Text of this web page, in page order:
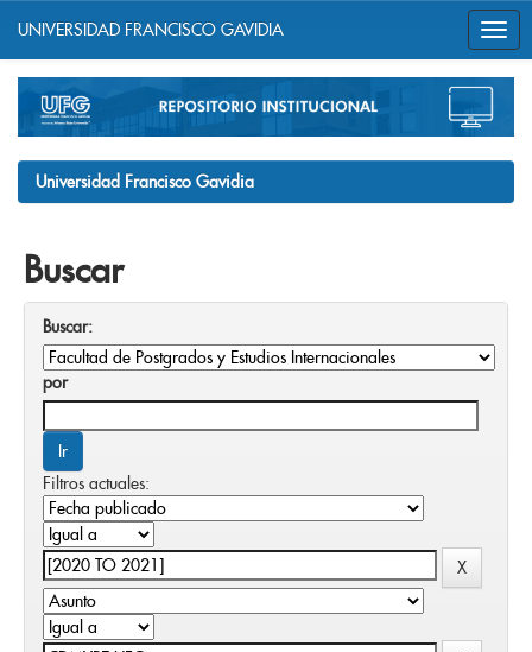
navigation
UNIVERSIDAD FRANCISCO GAVIDIA
Universidad Francisco Gavidia
Buscar
Buscar:
por
Filtros actuales: